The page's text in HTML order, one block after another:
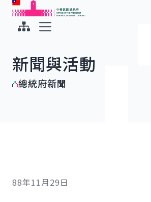
跳到主要內容
中華民國總統府
新聞與活動
總統府新聞
88年11月29日